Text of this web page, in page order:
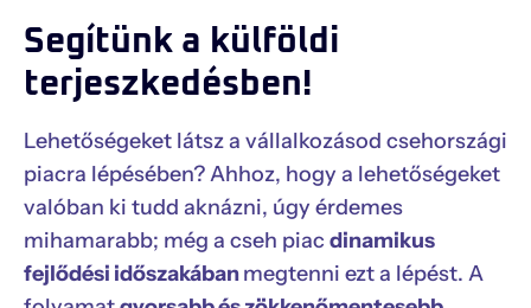
Segítünk a külföldi
terjeszkedésben!
Lehetőségeket látsz a vállalkozásod csehországi
piacra lépésében? Ahhoz, hogy a lehetőségeket
valóban ki tudd aknázni, úgy érdemes
mihamarabb; még a cseh piac dinamikus
fejlődési időszakábanmegtenni ezt a lépést. A